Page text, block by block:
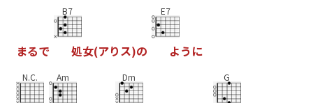
まるで
B7
処女(アりス)の
E7
よう に
N.C. Am Dm G